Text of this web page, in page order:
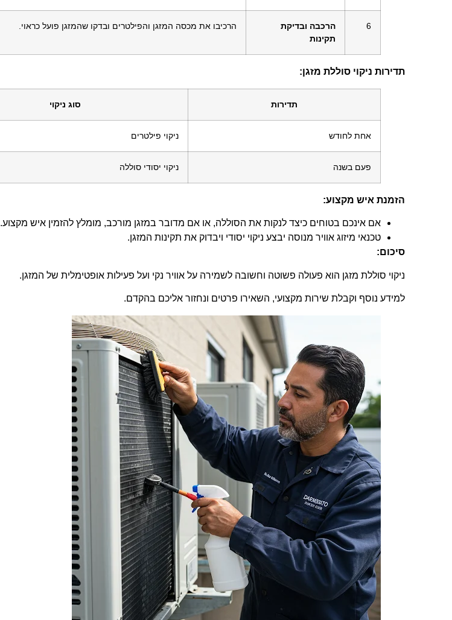
6
הרכבה ובדיקת
תקינות
הרכיבו את מכסה המזגן והפילטרים ובדקו שהמזגן פועל כראוי.
תדירות ניקוי סוללת מזגן:
תדירות סוג ניקוי
אחת לחודש ניקוי פילטרים
פעם בשנה ניקוי יסודי סוללה
הזמנת איש מקצוע:
אם אינכם בטוחים כיצד לנקות את הסוללה, או אם מדובר במזגן מורכב, מומלץ להזמין איש מקצוע.
טכנאי מיזוג אוויר מנוסה יבצע ניקוי יסודי ויבדוק את תקינות המזגן.
סיכום:
ניקוי סוללת מזגן הוא פעולה פשוטה וחשובה לשמירה על אוויר נקי ועל פעילות אופטימלית של המזגן.
למידע נוסף וקבלת שירות מקצועי, השאירו פרטים ונחזור אליכם בהקדם.